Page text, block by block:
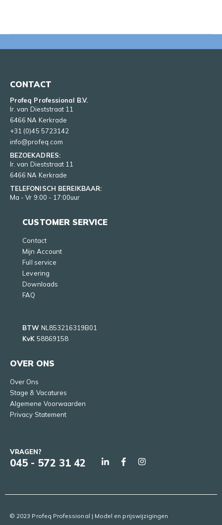
CONTACT
Profeq Professional B.V.
Ir. van Dieststraat 11
6466 NA Kerkrade
+31 (0)45 5723142
info@profeq.com
BEZOEKADRES:
Ir. van Dieststraat 11
6466 NA Kerkrade
TELEFONISCH BEREIKBAAR:
Ma - Vr 9:00 - 17:00uur
CUSTOMER SERVICE
Contact
Mijn Account
Full service
Levering
Downloads
FAQ
BTW NL853216319B01
KvK 58869158
OVER ONS
Over Ons
Stage & Vacatures
Algemene Voorwaarden
Privacy Statement
VRAGEN?
045 - 572 31 42
© 2023 Profeq Professional | Model en prijswijzigingen